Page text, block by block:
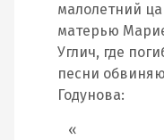
малолетний
матерью
Углич, где
песни
Годунова: